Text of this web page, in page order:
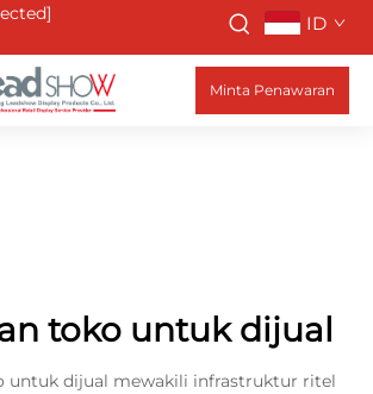
ID
Minta Penawaran
toko untuk dijual
untuk dijual mewakili infrastruktur ritel